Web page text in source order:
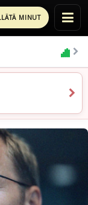
MINUT